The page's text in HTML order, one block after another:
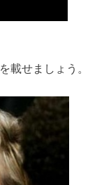
載せましょう。